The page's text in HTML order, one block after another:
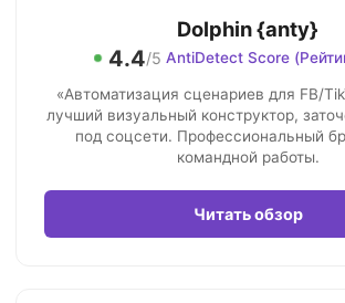
Dolphin {anty}
4.4/5 AntiDetect Score
«Автоматизация сценариев для FB/
лучший визуальный конструктор,
под соцсети. Профессиональный
командной работы.
Читать обзор